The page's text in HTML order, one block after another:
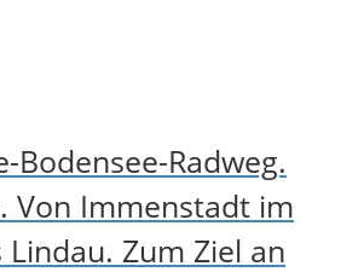
Bodensee-Radweg.
Von Immenstadt im
Lindau. Zum Ziel an